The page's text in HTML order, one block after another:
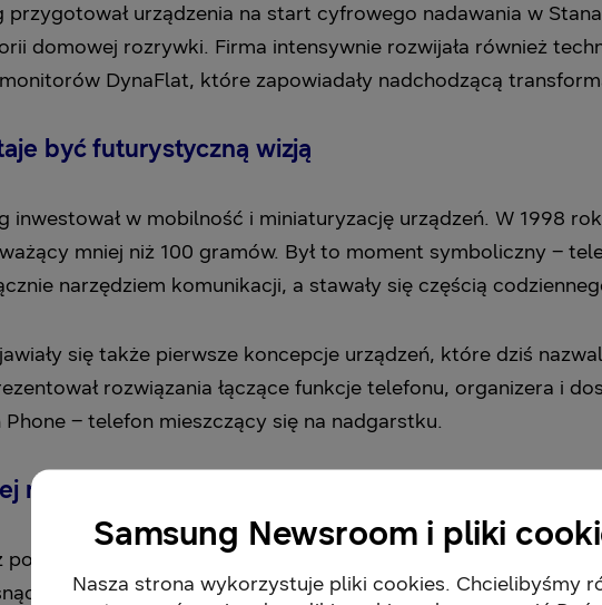
przygotował urządzenia na start cyfrowego nadawania w
domowej rozrywki. Firma intensywnie rozwijała również
DynaFlat, które zapowiadały nadchodzącą
być futurystyczną wizją
inwestował w mobilność i miniaturyzację urządzeń. W 1998
mniej niż 100 gramów. Był to moment symboliczny –
narzędziem komunikacji, a stawały się częścią
się także pierwsze koncepcje urządzeń, które dziś
rozwiązania łączące funkcje telefonu, organizera i
– telefon mieszczący się na nadgarstku.
rewolucji muzycznej
początkiem cyfrowej rewolucji muzycznej. Samsung rozwijał
popularność muzyki pobieranej z internetu. W czasach,
Samsung Newsroom i pliki
Nasza strona wykorzystuje pliki cookies. Chcielibyśmy